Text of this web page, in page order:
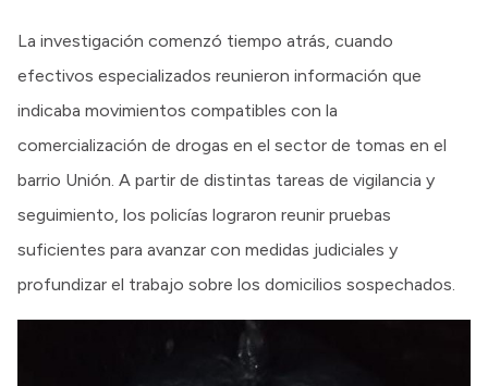
La investigación comenzó tiempo atrás, cuando
efectivos especializados reunieron información que
indicaba movimientos compatibles con la
comercialización de drogas en el sector de tomas en el
barrio Unión. A partir de distintas tareas de vigilancia y
seguimiento, los policías lograron reunir pruebas
suficientes para avanzar con medidas judiciales y
profundizar el trabajo sobre los domicilios sospechados.